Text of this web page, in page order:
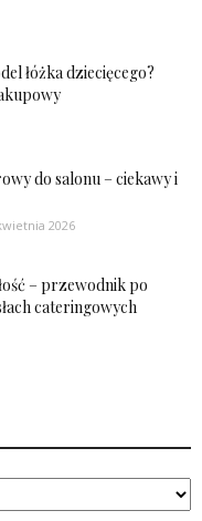
łóżka dziecięcego?
do salonu – ciekawy i
2026
– przewodnik po
cateringowych